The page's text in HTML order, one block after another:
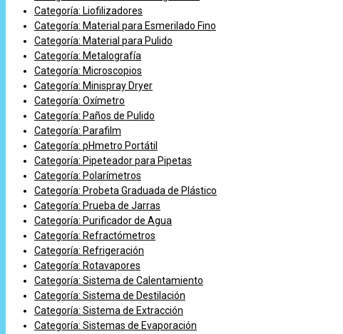
Categoría: Liofilizadores
Categoría: Material para Esmerilado Fino
Categoría: Material para Pulido
Categoría: Metalografía
Categoría: Microscopios
Categoría: Minispray Dryer
Categoría: Oxímetro
Categoría: Paños de Pulido
Categoría: Parafilm
Categoría: pHmetro Portátil
Categoría: Pipeteador para Pipetas
Categoría: Polarímetros
Categoría: Probeta Graduada de Plástico
Categoría: Prueba de Jarras
Categoría: Purificador de Agua
Categoría: Refractómetros
Categoría: Refrigeración
Categoría: Rotavapores
Categoría: Sistema de Calentamiento
Categoría: Sistema de Destilación
Categoría: Sistema de Extracción
Categoría: Sistemas de Evaporación